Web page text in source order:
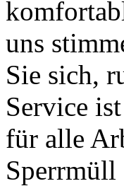
uns
Sie sich,
Service
für alle